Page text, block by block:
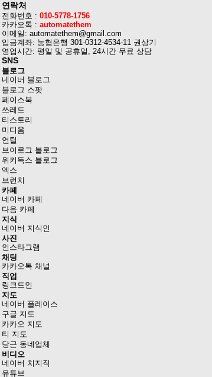
연락처
전화번호 : 010-5778-1756
카카오톡 : automatethem
이메일: automatethem@gmail.com
입금계좌: 농협은행 301-0312-4534-11 권상기
영업시간: 평일 및 공휴일, 24시간 무료 상담
SNS
블로그
네이버 블로그
블로그 스팟
페이스북
쓰레드
티스토리
미디움
언틸
브이로그 블로그
위키독스 블로그
엑스
브런치
카페
네이버 카페
다음 카페
지식
네이버 지식인
사진
인스타그램
채팅
카카오톡 채널
직업
링크드인
지도
네이버 플레이스
구글 지도
카카오 지도
티 지도
당근 동네업체
비디오
네이버 치지직
유튜브